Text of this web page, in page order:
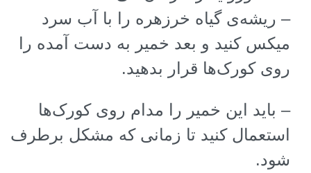
– ریشه‌ی گیاه خرزهره را با آب سرد
میکس کنید و بعد خمیر به دست آمده را
روی کورک‌ها قرار بدهید.
– باید این خمیر را مدام روی کورک‌ها
استعمال کنید تا زمانی که مشکل برطرف
شود.